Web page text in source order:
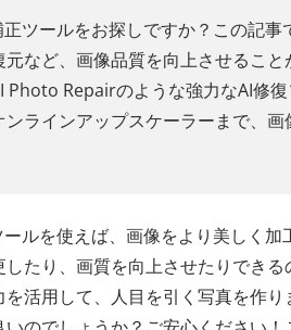
ツールをお探しですか？この記
など、画像品質を向上させるこ
Photo Repairのような強力なAI修
ンラインアップスケーラーまで、
ルを使えば、画像をより美しく
たり、画質を向上させたりでき
活用して、人目を引く写真を作り